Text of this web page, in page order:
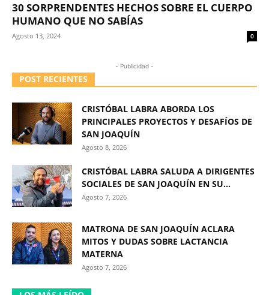
30 SORPRENDENTES HECHOS SOBRE EL CUERPO
HUMANO QUE NO SABÍAS
Agosto 13, 2024 0
- Publicidad -
POST RECIENTES
CRISTÓBAL LABRA ABORDA LOS
PRINCIPALES PROYECTOS Y DESAFÍOS DE
SAN JOAQUÍN
Agosto 8, 2026
CRISTÓBAL LABRA SALUDA A DIRIGENTES
SOCIALES DE SAN JOAQUÍN EN SU...
Agosto 7, 2026
MATRONA DE SAN JOAQUÍN ACLARA
MITOS Y DUDAS SOBRE LACTANCIA
MATERNA
Agosto 7, 2026